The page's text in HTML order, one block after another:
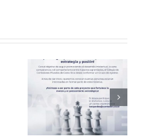
CCPCR
Informa